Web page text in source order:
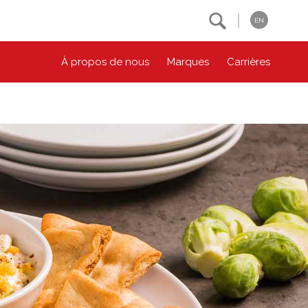
EN
À propos de nous Marques Carrières
Environnement
Bien-être des animaux
Collectivité
Principes coopératifs
Diversité et inclusion
Accessibilité
Contactez-nous
Location